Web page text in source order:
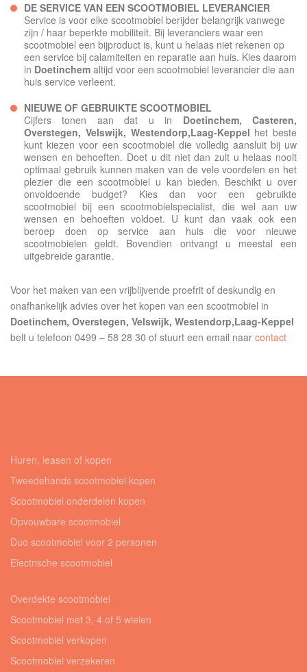
DE SERVICE VAN EEN SCOOTMOBIEL LEVERANCIER
Service is voor elke scootmobiel berijder belangrijk vanwege
zijn / haar beperkte mobiliteit. Bij leveranciers waar een
scootmobiel een bijproduct is, kunt u helaas niet rekenen op
een service bij calamiteiten en reparatie aan huis. Kies daarom
in Doetinchem altijd voor een scootmobiel leverancier die aan
huis service verleent.
NIEUWE OF GEBRUIKTE SCOOTMOBIEL
Cijfers tonen aan dat u in Doetinchem,
Casteren,
Overstegen, Velswijk, Westendorp,Laag-Keppel het beste
kunt kiezen voor een scootmobiel die volledig aansluit bij uw
wensen en behoeften. Doet u dit niet dan zult u helaas nooit
optimaal gebruik kunnen maken van de vele voordelen en het
plezier die een scootmobiel u kan bieden. Beschikt u over
onvoldoende budget? Kies dan voor een gebruikte
scootmobiel bij een scootmobielspecialist, die wel aan uw
wensen en behoeften voldoet. U kunt dan vaak ook een
beroep doen op service aan huis die voor nieuwe
scootmobielen geldt. Bovendien ontvangt u meestal een
uitgebreide garantie.
Voor het maken van een vrijblijvende proefrit of deskundig en
onafhankelijk advies over het kopen van een scootmobiel in
Doetinchem, Overstegen, Velswijk, Westendorp,Laag-Keppel
belt u telefoon 0499 – 58 28 30 of stuurt een email naar contact
Huren, leasen of kopen
Tweedehands scootmobiel kopen
Scootmobiel onderdelen kopen
Opvouwbare scootmobiel
Duo scootmobiel voor 2 personen
Electrische scootmobiel
Overdekte scootmobiel
Scootmobiel met 3, 4 of 5 wielen
Scootmobiel verkopen
Scootmobiel verzekeren